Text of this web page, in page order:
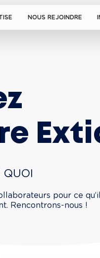
NOUS REJOINDRE
QUOI
pour ce
Rencontrons-nous !